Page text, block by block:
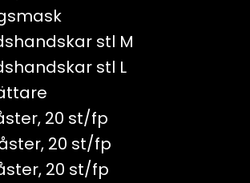
stl M
stl L
20 st/fp
20 st/fp
20 st/fp